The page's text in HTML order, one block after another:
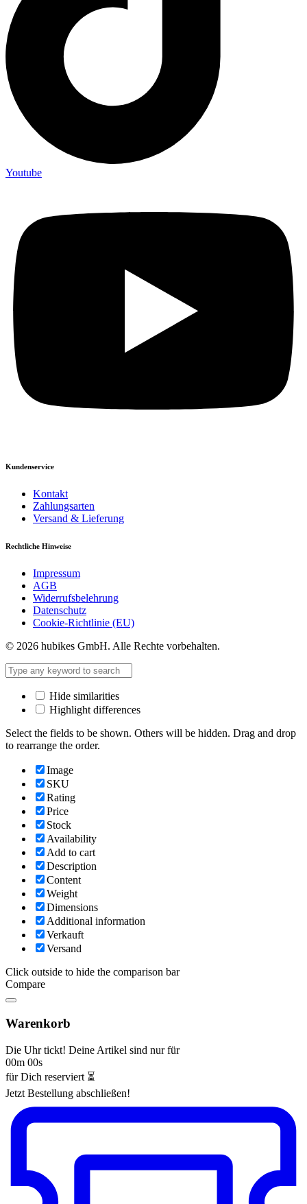
Youtube
Kundenservice
Kontakt
Zahlungsarten
Versand & Lieferung
Rechtliche Hinweise
Impressum
AGB
Widerrufsbelehrung
Datenschutz
Cookie-Richtlinie (EU)
© 2026 hubikes GmbH. Alle Rechte vorbehalten.
Hide similarities
Highlight differences
Select the fields to be shown. Others will be hidden. Drag and drop
to rearrange the order.
Image
SKU
Rating
Price
Stock
Availability
Add to cart
Description
Content
Weight
Dimensions
Additional information
Verkauft
Versand
Click outside to hide the comparison bar
Compare
Warenkorb
Die Uhr tickt! Deine Artikel sind nur für
00m 00s
für Dich reserviert ⏳
Jetzt Bestellung abschließen!